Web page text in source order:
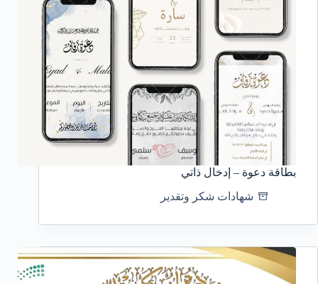
بطاقة دعوة – إدخال ذاتي
شهادات شكر وتقدير